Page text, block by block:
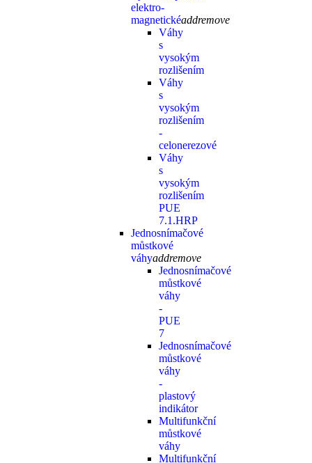
elektro-
magnetickéaddremove
Váhy
s
vysokým
rozlišením
Váhy
s
vysokým
rozlišením
-
celonerezové
Váhy
s
vysokým
rozlišením
PUE
7.1.HRP
Jednosnímačové
můstkové
váhyaddremove
Jednosnímačové
můstkové
váhy
-
PUE
7
Jednosnímačové
můstkové
váhy
-
plastový
indikátor
Multifunkční
můstkové
váhy
Multifunkční